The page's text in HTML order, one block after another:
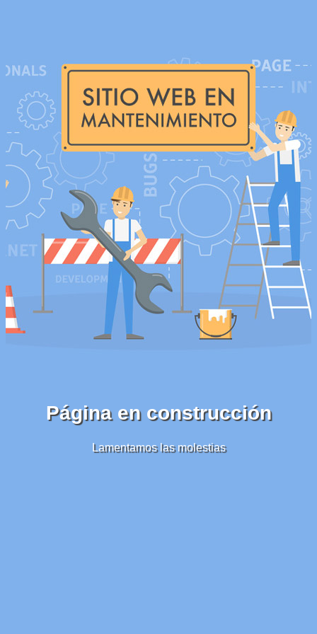
Página en construcción
Lamentamos las molestias